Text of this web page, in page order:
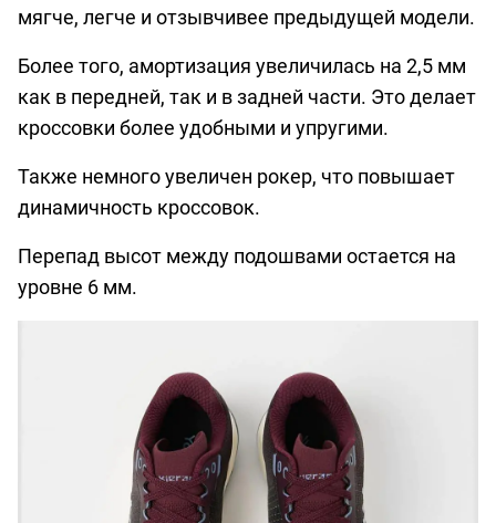
мягче, легче и отзывчивее предыдущей модели.
Более того, амортизация увеличилась на 2,5 мм
как в передней, так и в задней части. Это делает
кроссовки более удобными и упругими.
Также немного увеличен рокер, что повышает
динамичность кроссовок.
Перепад высот между подошвами остается на
уровне 6 мм.